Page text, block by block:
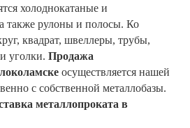
холоднокатаные и
также рулоны и полосы. Ко
квадрат, швеллеры, трубы,
уголки. Продажа
осуществляется нашей
с собственной металлобазы.
металлопроката в